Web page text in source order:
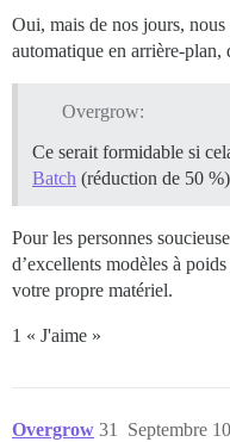
Oui, mais de nos jours,
automatique en arrière-plan,
Overgrow:
Ce serait formidable si
Batch (réduction de 50 %)
Pour les personnes
d’excellents modèles à
votre propre matériel.
1 « J'aime »
Overgrow Septembre
31